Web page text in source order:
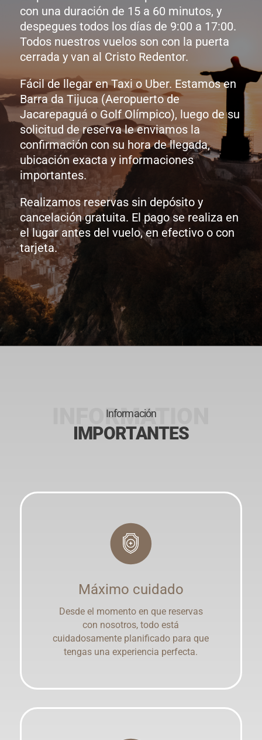
con una duración de 15 a 60 minutos, y
despegues todos los días de 9:00 a 17:00.
Todos nuestros vuelos son con la puerta
cerrada y van al Cristo Redentor.
Fácil de llegar en Taxi o Uber. Estamos en
Barra da Tijuca (Aeropuerto de
Jacarepaguá o Golf Olímpico), luego de su
solicitud de reserva le enviamos la
confirmación con su hora de llegada,
ubicación exacta y informaciones
importantes.
Realizamos reservas sin depósito y
cancelación gratuita. El pago se realiza en
el lugar antes del vuelo, en efectivo o con
tarjeta.
Información
IMPORTANTES
Máximo cuidado
Desde el momento en que reservas
con nosotros, todo está
cuidadosamente planificado para que
tengas una experiencia perfecta.